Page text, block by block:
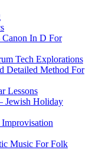
In D For
Tech Explorations
Detailed Method For
Lessons
Jewish Holiday
Music For Folk